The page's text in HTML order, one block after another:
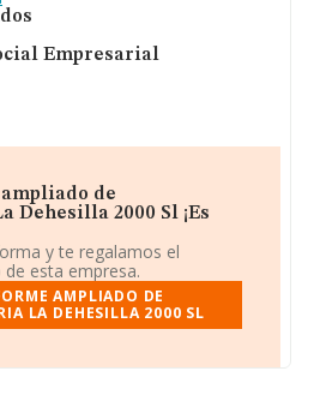
Empresarial
de
Dehesilla 2000 Sl ¡Es
y te regalamos el
esta empresa.
AMPLIADO DE
LA DEHESILLA 2000 SL